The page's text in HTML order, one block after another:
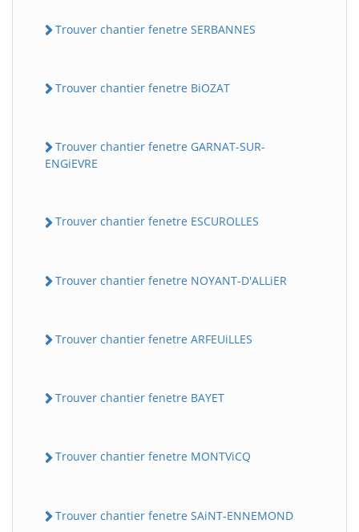
Trouver chantier fenetre SERBANNES
Trouver chantier fenetre BiOZAT
Trouver chantier fenetre GARNAT-SUR-
ENGiEVRE
Trouver chantier fenetre ESCUROLLES
Trouver chantier fenetre NOYANT-D'ALLiER
Trouver chantier fenetre ARFEUiLLES
Trouver chantier fenetre BAYET
Trouver chantier fenetre MONTViCQ
Trouver chantier fenetre SAiNT-ENNEMOND